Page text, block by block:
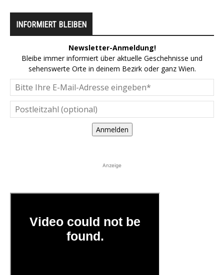
INFORMIERT BLEIBEN
Newsletter-Anmeldung!
Bleibe immer informiert über aktuelle Geschehnisse und
sehenswerte Orte in deinem Bezirk oder ganz Wien.
Anmelden
Anzeige